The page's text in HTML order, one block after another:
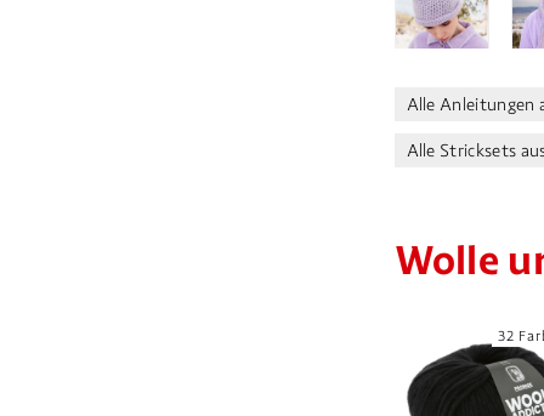
Alle Anleitungen
Alle Stricksets
Wolle
32